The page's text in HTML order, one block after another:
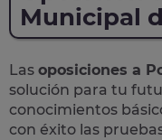
Municipal
Las oposiciones a
solución para tu
conocimientos
con éxito las